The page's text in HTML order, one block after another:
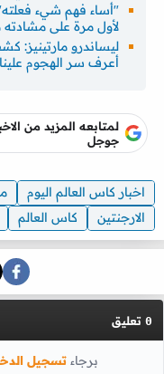
"أساء فهم شيء
لأول مرة على
ليساندرو مارتينيز:
أعرف سر الهجوم علينا
لمتابعه المزيد من
جوجل
اخبار كاس العالم اليوم
الارجنتين
كاس العالم
0 تعليق
برجاءتسجيل